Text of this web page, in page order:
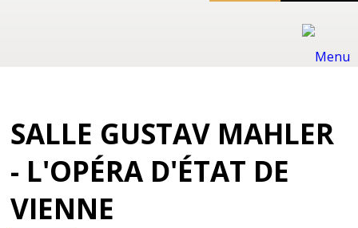
SALLE GUSTAV MAHLER
- L'OPÉRA D'ÉTAT DE
VIENNE